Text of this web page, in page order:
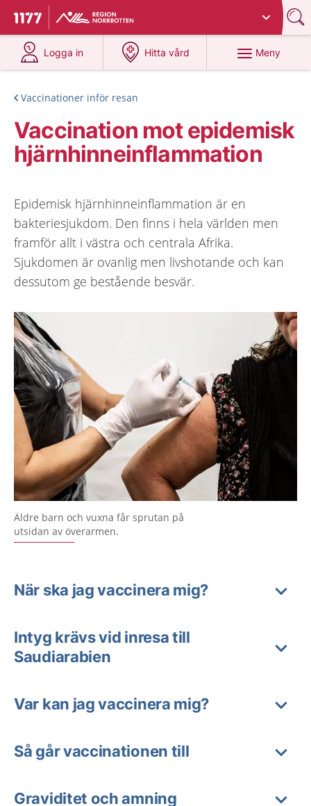
Till startsidan för 1177
Du har valt region
Logga in
på 1177.se
Hitta vård
på 1177.se
Meny
Vaccinationer inför resan
Vaccination mot epidemisk
hjärnhinneinflammation
Epidemisk hjärnhinneinflammation är en
bakteriesjukdom. Den finns i hela världen men
framför allt i västra och centrala Afrika.
Sjukdomen är ovanlig men livshotande och kan
dessutom ge bestående besvär.
Äldre barn och vuxna får sprutan på
utsidan av överarmen.
När ska jag vaccinera mig?
Intyg krävs vid inresa till
Saudiarabien
Var kan jag vaccinera mig?
Så går vaccinationen till
Graviditet och amning